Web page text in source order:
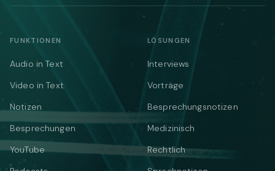
FUNKTIONEN
Audio in Text
Video in Text
Notizen
Besprechungen
YouTube
LÖSUNGEN
Interviews
Vorträge
Besprechungsnotizen
Medizinisch
Rechtlich